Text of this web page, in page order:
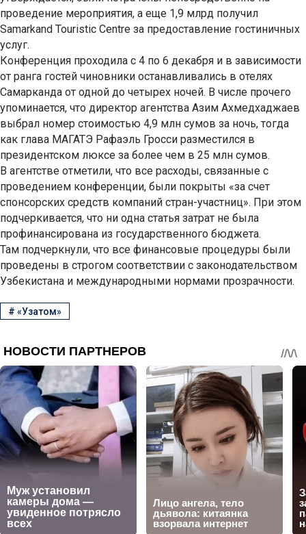
проведение мероприятия, а еще 1,9 млрд получил
Samarkand Touristic Centre за предоставление гостиничных
услуг.
Конференция проходила с 4 по 6 декабря и в зависимости
от ранга гостей чиновники останавливались в отелях
Самарканда от одной до четырех ночей. В числе прочего
упоминается, что директор агентства Азим Ахмедхаджаев
выбрал номер стоимостью 4,9 млн сумов за ночь, тогда
как глава МАГАТЭ Рафаэль Гросси разместился в
президентском люксе за более чем в 25 млн сумов.
В агентстве отметили, что все расходы, связанные с
проведением конференции, были покрыты «за счет
спонсорских средств компаний стран-участниц». При этом
подчеркивается, что ни одна статья затрат не была
профинансирована из государственного бюджета.
Там подчеркнули, что все финансовые процедуры были
проведены в строгом соответствии с законодательством
Узбекистана и международными нормами прозрачности.
# «Узатом»